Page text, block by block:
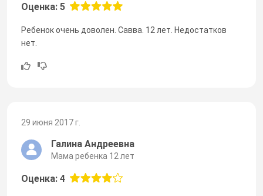
Оценка: 5
Ребенок очень доволен. Савва. 12 лет. Недостатков
нет.
29 июня 2017 г.
Галина Андреевна
Мама ребенка 12 лет
Оценка: 4